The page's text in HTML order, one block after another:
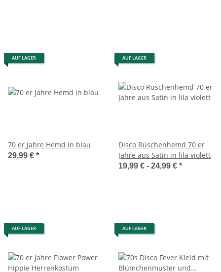
AUF LAGER
70 er Jahre Hemd in blau
29,99 € *
AUF LAGER
Disco Rüschenhemd 70 er
Jahre aus Satin in lila violett
19,99 € - 24,99 € *
AUF LAGER AUF LAGER